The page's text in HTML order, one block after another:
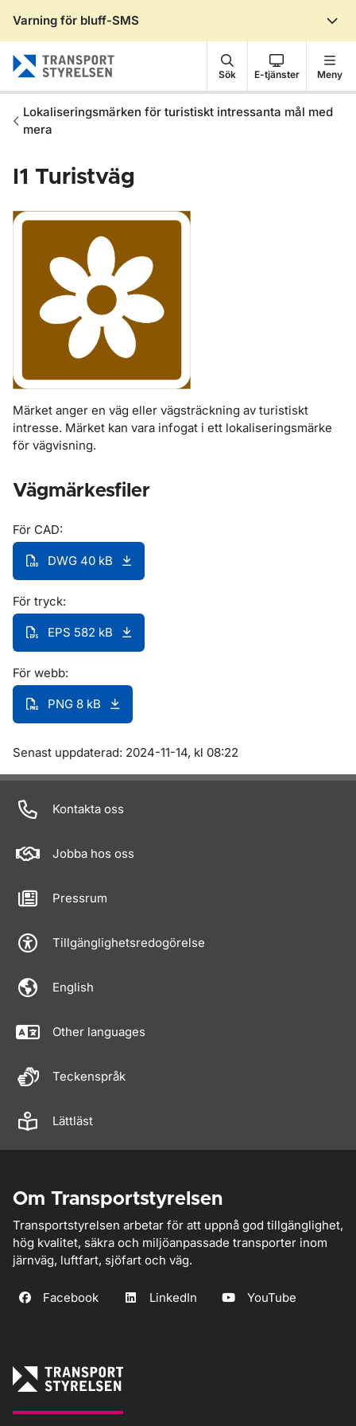
Varning för bluff-SMS
Sök E-tjänster Meny
Lokaliseringsmärken för turistiskt intressanta mål med
mera
I1 Turistväg
Märket anger en väg eller vägsträckning av turistiskt
intresse. Märket kan vara infogat i ett lokaliseringsmärke
för vägvisning.
Vägmärkesfiler
För CAD:
DWG 40 kB
För tryck:
EPS 582 kB
För webb:
PNG 8 kB
Om sidan
Senast uppdaterad: 2024-11-14, kl 08:22
Kontakta oss
Jobba hos oss
Pressrum
Tillgänglighetsredogörelse
English
Other languages
Teckenspråk
Lättläst
Om Transportstyrelsen
Transportstyrelsen arbetar för att uppnå god tillgänglighet,
hög kvalitet, säkra och miljöanpassade transporter inom
järnväg, luftfart, sjöfart och väg.
Facebook LinkedIn YouTube